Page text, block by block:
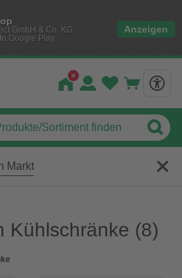
GmbH & Co. KG
Google Play
Anzeigen
Markt
Kühlschränke (8)